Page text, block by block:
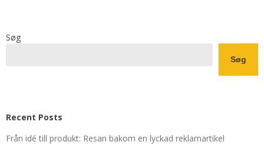
Søg
Søg
Recent Posts
Från idé till produkt: Resan bakom en lyckad reklamartikel